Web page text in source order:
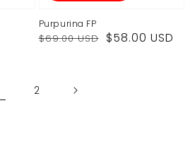
Purpurina FP
Precio
$69.00 USD
Precio
$58.00 USD
2